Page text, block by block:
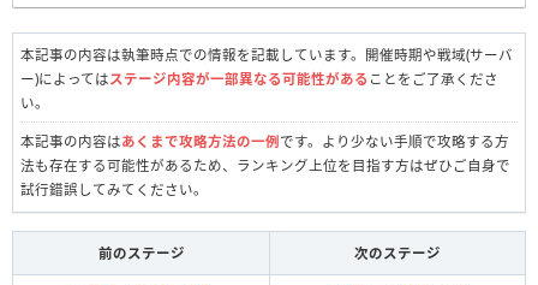
本記事の内容は執筆時点での情報を記載しています。開催時期や戦域(サーバ
ー)によっては ステージ内容が一部異なる可能性がある ことをご了承くださ
い。
本記事の内容はあくまで攻略方法の一例です。より少ない手順で攻略する方
法も存在する可能性があるため、ランキング上位を目指す方はぜひご自身で
試行錯誤してみてください。
前のステージ 次のステージ